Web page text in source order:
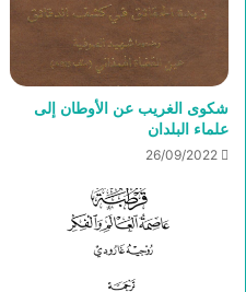
شكوى الغريب عن الأوطان إلى
علماء البلدان
26/09/2022